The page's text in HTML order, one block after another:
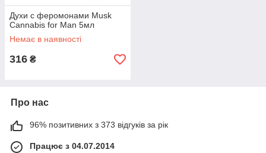
Духи с феромонами Musk
Cannabis for Man 5мл
Немає в наявності
316 ₴
Про нас
96% позитивних з 373 відгуків за рік
Працює з 04.07.2014